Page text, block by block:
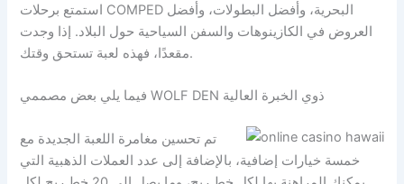
استمتع برحلات COMPED البحرية، وأفضل البطولات، وأفضل
العروض في الكازينوهات والسفن السياحية حول البلاد. إذا وجدت
مقعدًا، فهذه لعبة تستحق وقتك.
فيما يلي بعض مصممي WOLF DEN ذوي الخبرة العالية
تم تحسين مغامرة اللعبة الجديدة مع
خمسة خيارات إضافية، بالإضافة إلى عدد العملات الذهبية التي